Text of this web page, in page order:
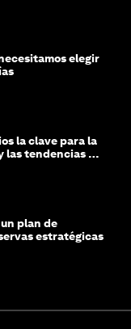
elegir
la clave para la
las tendencias de
plan de
estratégicas